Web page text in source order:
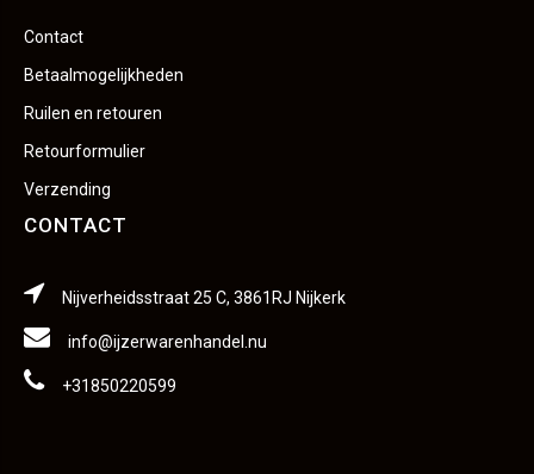
Contact
Betaalmogelijkheden
Ruilen en retouren
Retourformulier
Verzending
CONTACT
Nijverheidsstraat 25 C, 3861RJ Nijkerk
info@ijzerwarenhandel.nu
+31850220599